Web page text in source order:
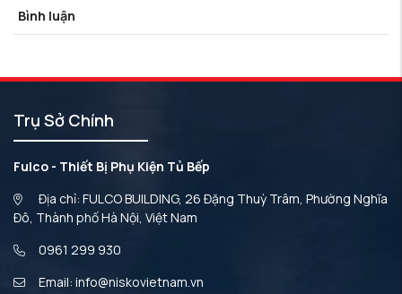
Bình luận
Trụ Sở Chính
Fulco - Thiết Bị Phụ Kiện Tủ Bếp
Địa chỉ: FULCO BUILDING, 26 Đặng Thuỳ Trâm, Phường Nghĩa
Đô, Thành phố Hà Nội, Việt Nam
0961 299 930
Email: info@niskovietnam.vn